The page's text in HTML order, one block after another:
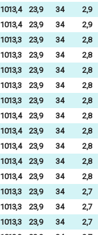
1013,4 23,9 34
2,9
1013,4 23,9 34
2,9
1013,3 23,9 34
2,8
1013,3 23,9 34
2,8
1013,3 23,9 34
2,8
1013,3 23,9 34
2,8
1013,3 23,9 34
2,8
1013,4 23,9 34
2,8
1013,4 23,9 34
2,8
1013,4 23,9 34
2,8
1013,4 23,9 34
2,8
1013,4 23,9 34
2,8
1013,3 23,9 34
2,7
1013,3 23,9 34
2,7
1013,3 23,9 34
2,7